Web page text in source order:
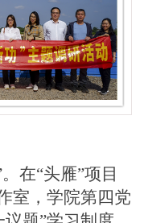
。在“头雁”项目
室 ， 学院第四党